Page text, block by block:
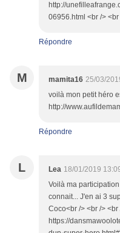
http://
06956.html <br />
Répondre
M mamita16 25/03/
voilà mon petit héro
http://
Répondre
L Lea 18/01/2019
Voilà ma
connait... J'en ai 3
Coco<br /> <br /> <br
https://